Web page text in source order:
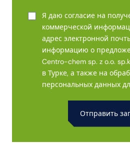
Я даю согласие на
коммерческой
адрес электронной
информацию о
Centro-chem sp. z o.o.
в Турке, а также на
персональных данных